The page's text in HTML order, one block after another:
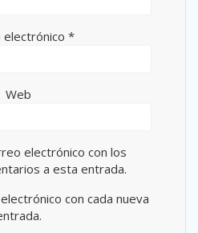
electrónico *
Web
electrónico con los
a esta entrada.
con cada nueva